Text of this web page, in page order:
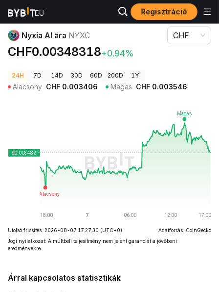
Regisztráció
Kriptovaluta árak
Nyxia AI ára NYXC
CHF0.00348318+0.94%
CHF
24H 7D 14D 30D 60D 200D 1Y
Alacsony CHF 0.003406 Magas CHF 0.003546
Utolsó frissítés: 2026-08-07 17:27:30 (UTC+0)
Adatforrás: CoinGecko
Jogi nyilatkozat: A múltbeli teljesítmény nem jelent garanciát a jövőbeni
eredményekre.
Árral kapcsolatos statisztikák